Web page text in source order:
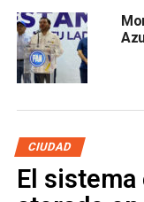
A través del recurso
se analicen temas
acuíferosy la
minera con la
Las comunidades
representan
amenaza directa a
sido reconocido a
CIUDAD
El